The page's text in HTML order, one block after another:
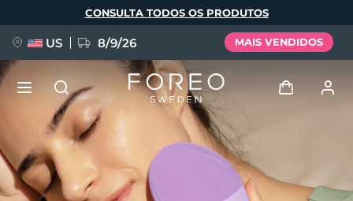
principal
CONSULTA TODOS OS PRODUTOS
US 8/9/26 MAIS VENDIDOS
Perfil de usuário
NOVIDADE
BREAKING NEWS
Idioma